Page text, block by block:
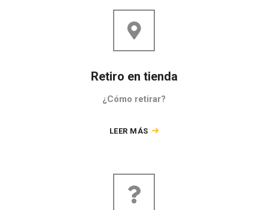
Retiro en tienda
¿Cómo retirar?
LEER MÁS